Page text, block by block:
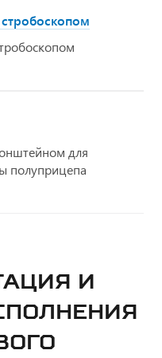
для
полуприцепа
И